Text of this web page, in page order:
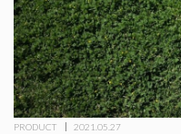
PRODUCT 2021.05.27